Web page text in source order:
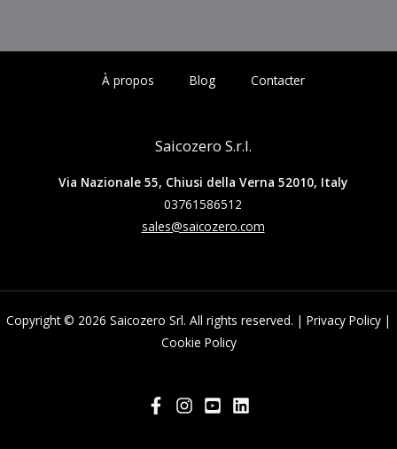
À propos Blog Contacter
Saicozero S.r.l.
Via Nazionale 55, Chiusi della Verna 52010, Italy
03761586512
sales@saicozero.com
Copyright © 2026 Saicozero Srl. All rights reserved. | Privacy Policy |
Cookie Policy